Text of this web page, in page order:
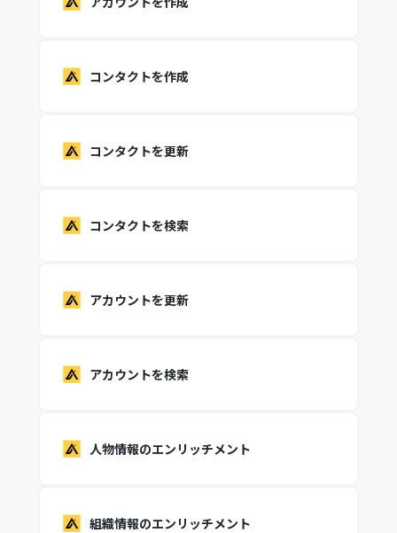
コンタクトを作成
コンタクトを更新
コンタクトを検索
アカウントを更新
アカウントを検索
人物情報のエンリッチメント
組織情報のエンリッチメント